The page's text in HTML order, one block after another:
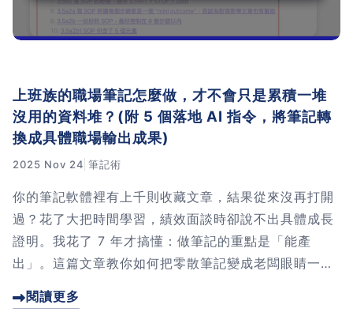
職場思維與工作術｜時間管理
職場思維與工作術｜圖解問題
分析與解決 x AI 視覺化實戰
軟體開發實務｜技術文件寫作
上班族的職場筆記怎麼做，才不會只是累積一堆
沒用的資料堆？(附 5 個落地 AI 指令，將筆記轉
換成具體職場輸出成果)
2025 Nov 24 筆記術
你的筆記軟體裡有上千則收藏文章，結果從來沒再打開
過？花了大把時間學習，績效面談時卻說不出具體成長
證明。我花了 7 年才搞懂：做筆記的重點是「能產
出」。這篇文章教你如何把零散筆記變成老闆眼睛一亮
力石沉大海了!
閱讀更多